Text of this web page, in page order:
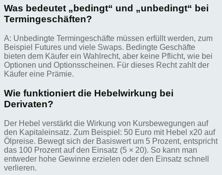
Was bedeutet „bedingt“ und „unbedingt“ bei
Termingeschäften?
A: Unbedingte Termingeschäfte müssen erfüllt werden, zum
Beispiel Futures und viele Swaps. Bedingte Geschäfte
bieten dem Käufer ein Wahlrecht, aber keine Pflicht, wie bei
Optionen und Optionsscheinen. Für dieses Recht zahlt der
Käufer eine Prämie.
Wie funktioniert die Hebelwirkung bei
Derivaten?
Der Hebel verstärkt die Wirkung von Kursbewegungen auf
den Kapitaleinsatz. Zum Beispiel: 50 Euro mit Hebel x20 auf
Ölpreise. Bewegt sich der Basiswert um 5 Prozent, entspricht
das 100 Prozent auf den Einsatz (5 × 20). So kann man
entweder hohe Gewinne erzielen oder den Einsatz schnell
verlieren.